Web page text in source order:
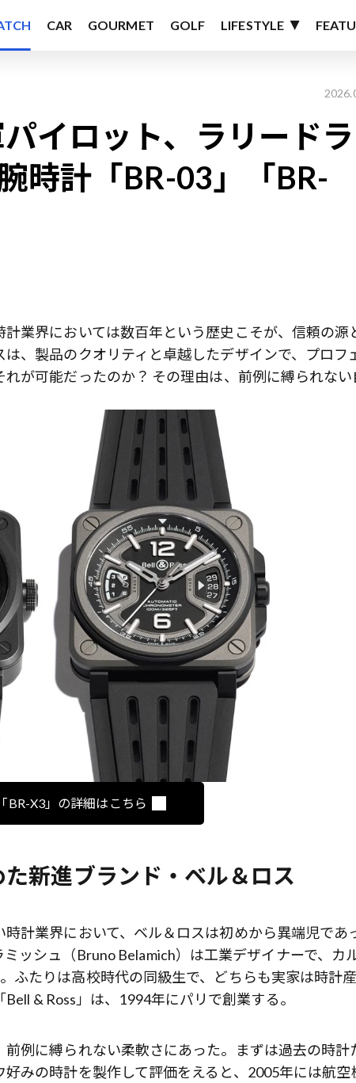
CAR GOURMET GOLF LIFESTYLE
パイロット、ラリードラ
時計「BR-03」「BR-
業界においては数百年という歴史こそが、信頼の源
、製品のクオリティと卓越したデザインで、プロフ
が可能だったのか？ その理由は、前例に縛られない
BR-X3」の詳細はこちら
新進ブランド・ベル＆ロス
計業界において、ベル＆ロスは初めから異端児であ
ッシュ（Bruno Belamich）は工業デザイナーで、カ
ふたりは高校時代の同級生で、どちらも実家は時計
& Ross」は、1994年にパリで創業する。
例に縛られない柔軟さにあった。まずは過去の時計
みの時計を製作して評価をえると、2005年には航空